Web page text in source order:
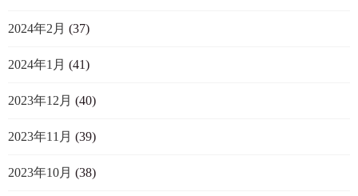
2024年2月 (37)
2024年1月 (41)
2023年12月 (40)
2023年11月 (39)
2023年10月 (38)